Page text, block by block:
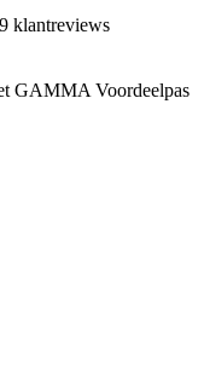
klantreviews
GAMMA Voordeelpas